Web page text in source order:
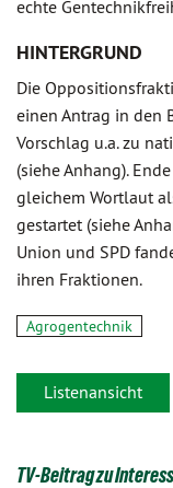
echte
HINTERGRUND
Die
einen Antrag in den
Vorschlag u.a. zu
(siehe Anhang).
gleichem Wortlaut
gestartet (siehe
Union und SPD
ihren Fraktionen.
Agrogentechnik
Listenansicht
TV-Beitrag zu